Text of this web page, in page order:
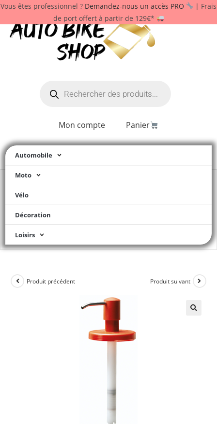
Vous êtes professionnel ? Demandez-nous un accès PRO
| Frais
de port offert à partir de 129€*
Mon compte Panier
Automobile
Moto
Vélo
Décoration
Loisirs
Produit précédent Produit suivant